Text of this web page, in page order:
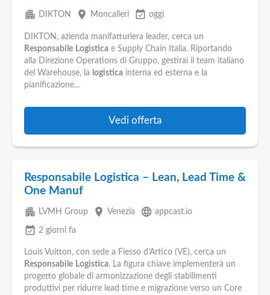
apartment DIKTON place Moncalieri event_available oggi
DIKTON, azienda manifatturiera leader, cerca un
Responsabile Logistica e Supply Chain Italia. Riportando
alla Direzione Operations di Gruppo, gestirai il team italiano
del Warehouse, la logistica interna ed esterna e la
pianificazione...
Vedi offerta
Responsabile Logistica – Lean, Lead Time &
One Manuf
apartment LVMH Group place Venezia language appcast.io
event_available 2 giorni fa
Louis Vuitton, con sede a Fiesso d’Artico (VE), cerca un
Responsabile Logistica. La figura chiave implementerà un
progetto globale di armonizzazione degli stabilimenti
produttivi per ridurre lead time e migrazione verso un Core